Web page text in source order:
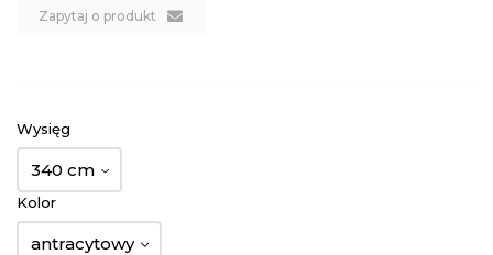
Zapytaj o produkt
Wysięg
340 cm
Kolor
antracytowy